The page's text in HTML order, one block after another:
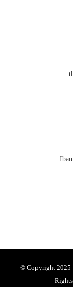
© Copyright 2025